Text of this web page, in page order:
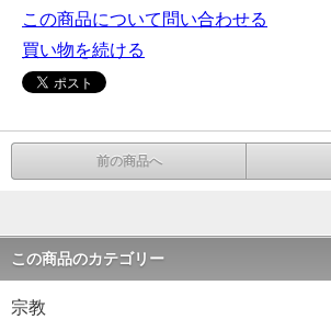
この商品について問い合わせる
買い物を続ける
前の商品へ
この商品のカテゴリー
宗教